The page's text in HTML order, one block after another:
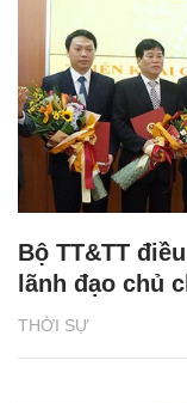
THỜI SỰ
Bộ TT&TT
lãnh đạo chủ